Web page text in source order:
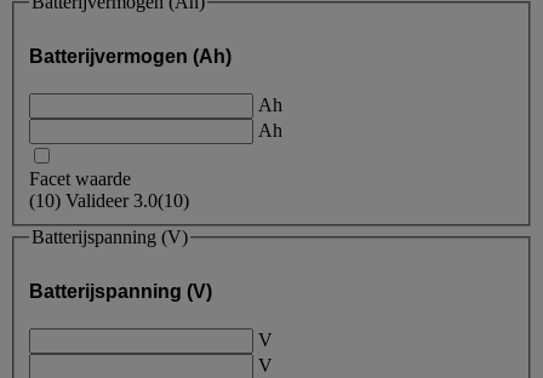
Batterijvermogen (Ah)
Ah
Ah
Facet waarde
(10) Valideer3.0(10)
Batterijspanning (V)
Batterijspanning (V)
V
V